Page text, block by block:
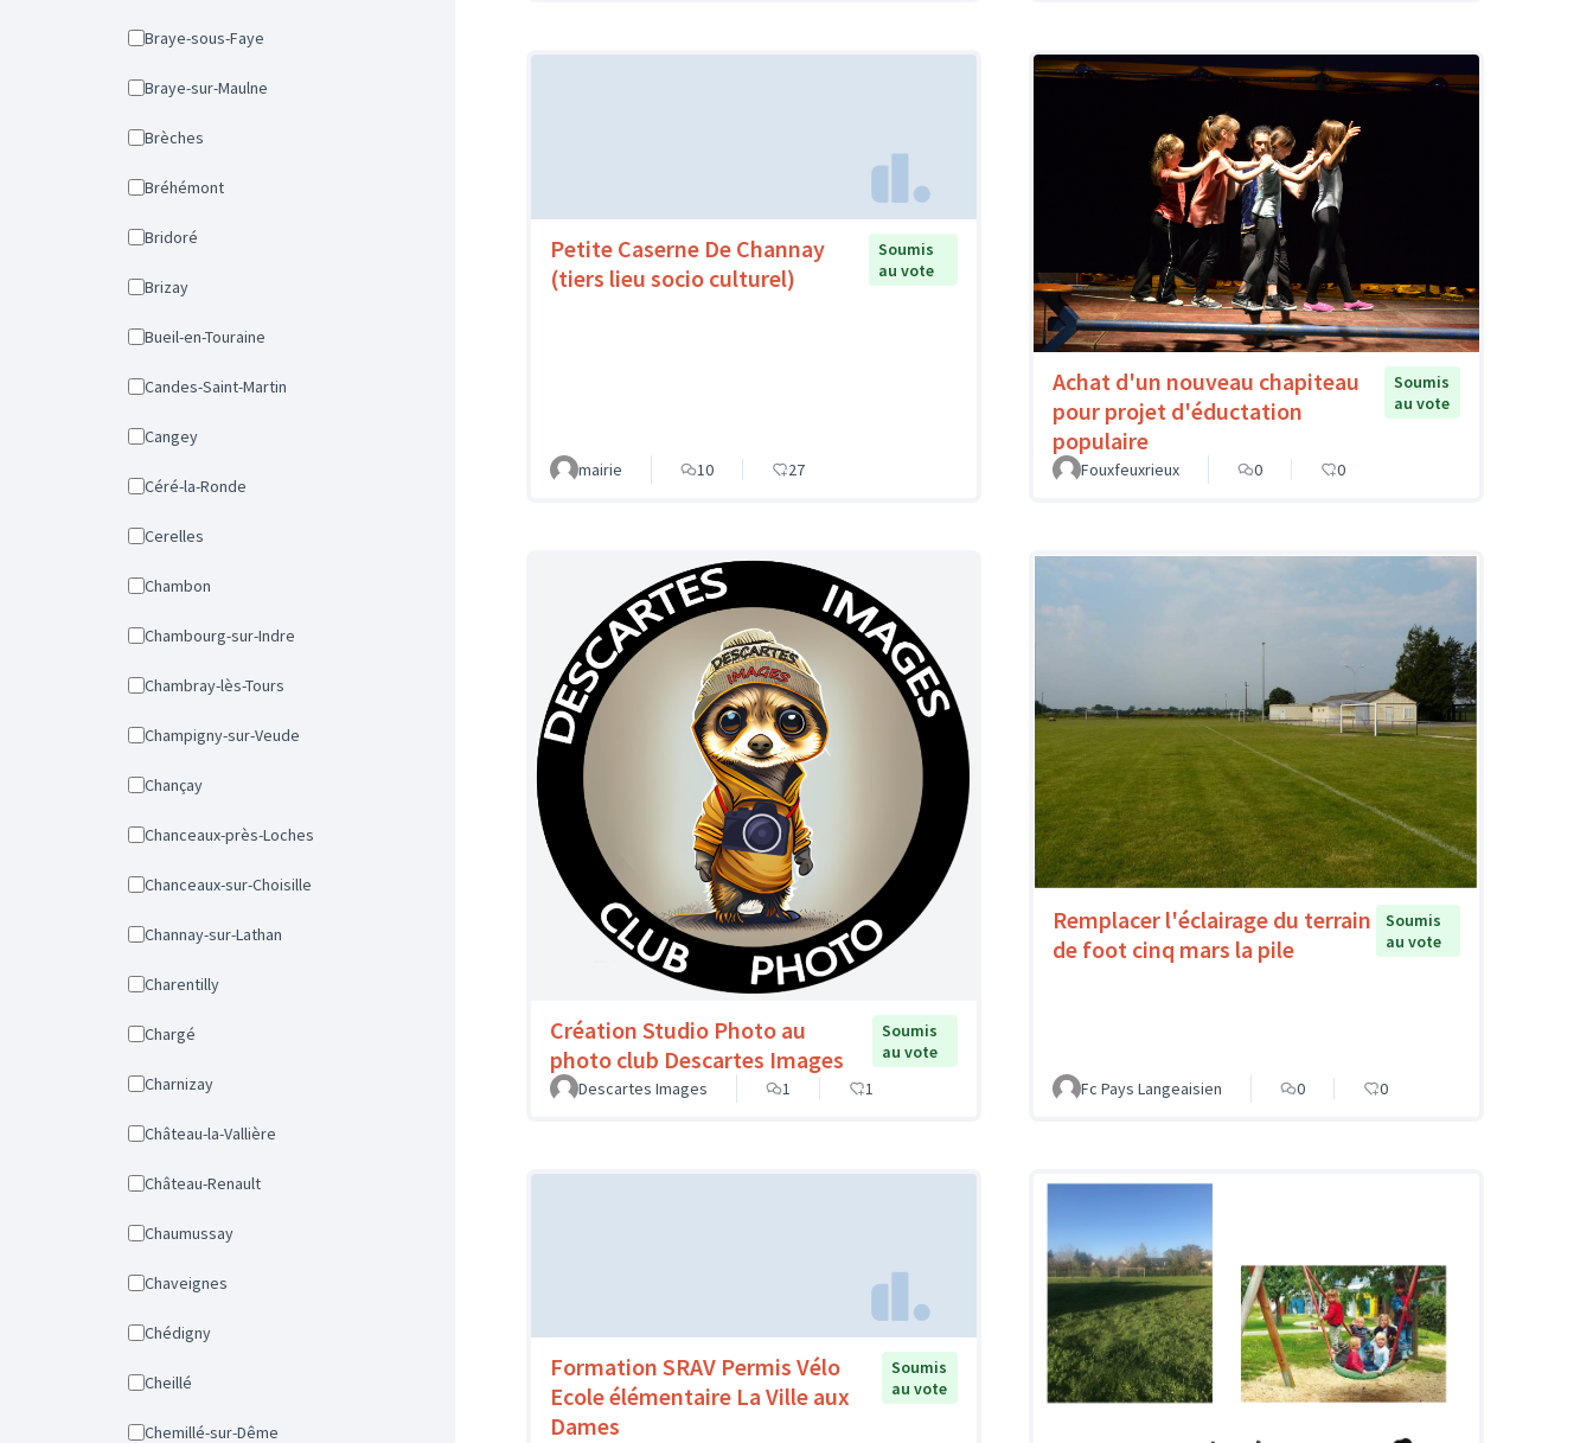
Braye-sous-Faye
Braye-sur-Maulne
Brèches
Bréhémont
Bridoré
Brizay
Bueil-en-Touraine
Candes-Saint-Martin
Cangey
Céré-la-Ronde
Cerelles
Chambon
Chambourg-sur-Indre
Chambray-lès-Tours
Champigny-sur-Veude
Chançay
Chanceaux-près-Loches
Chanceaux-sur-Choisille
Channay-sur-Lathan
Charentilly
Chargé
Charnizay
Château-la-Vallière
Château-Renault
Chaumussay
Chaveignes
Chédigny
Cheillé
Chemillé-sur-Dême
Petite Caserne De Channay
(tiers lieu socio culturel)
Soumis
au vote
mairie 10 27
Achat d'un nouveau chapiteau
pour projet d'éductation
populaire
Soumis
au vote
Fouxfeuxrieux 0 0
Création Studio Photo au
photo club Descartes Images
Soumis
au vote
Descartes Images
1 1
Remplacer l'éclairage du terrain
de foot cinq mars la pile
Soumis
au vote
Fc Pays Langeaisien 0 0
Formation SRAV Permis Vélo
Ecole élémentaire La Ville aux
Dames
Soumis
au vote